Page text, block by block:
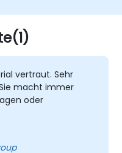
die auf Metadaten
intelligenter
Diese
automatisieren,
sichtbar zu
wie
Maßstab
hinweg
vertraut. Sehr
macht immer
oder